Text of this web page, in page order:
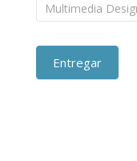
Entregar